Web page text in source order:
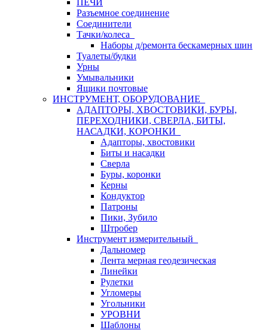
ПЕЧИ
Разъемное соединение
Соединители
Тачки/колеса
Наборы д/ремонта бескамерных шин
Туалеты/будки
Урны
Умывальники
Ящики почтовые
ИНСТРУМЕНТ, ОБОРУДОВАНИЕ
АДАПТОРЫ, ХВОСТОВИКИ, БУРЫ,
ПЕРЕХОДНИКИ, СВЕРЛА, БИТЫ,
НАСАДКИ, КОРОНКИ
Адапторы, хвостовики
Биты и насадки
Сверла
Буры, коронки
Керны
Кондуктор
Патроны
Пики, Зубило
Штробер
Инструмент измерительный
Дальномер
Лента мерная геодезическая
Линейки
Рулетки
Угломеры
Угольники
УРОВНИ
Шаблоны